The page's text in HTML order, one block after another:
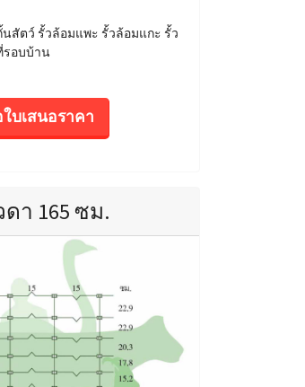
นสัตว์ รั้วล้อมแพะ รั้วล้อมแกะ รั้ว
อบบ้าน
บเสนอราคา
า 165 ซม.